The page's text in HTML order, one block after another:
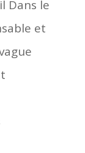
Dans le
et